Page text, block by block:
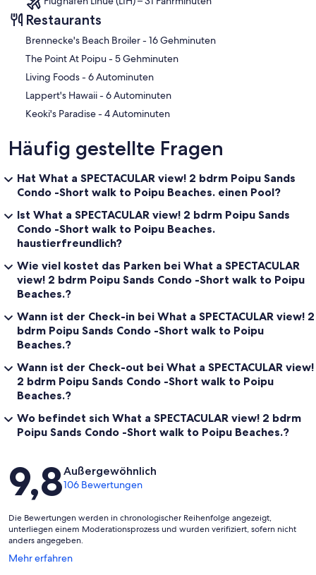
Restaurants
‪Brennecke's Beach Broiler - ‬16 Gehminuten
‪The Point At Poipu - ‬5 Gehminuten
‪Living Foods - ‬6 Autominuten
‪Lappert's Hawaii - ‬6 Autominuten
‪Keoki's Paradise - ‬4 Autominuten
Häufig gestellte Fragen
Hat What a SPECTACULAR view! 2 bdrm Poipu Sands
Condo -Short walk to Poipu Beaches. einen Pool?
Ist What a SPECTACULAR view! 2 bdrm Poipu Sands
Condo -Short walk to Poipu Beaches.
haustierfreundlich?
Wie viel kostet das Parken bei What a SPECTACULAR
view! 2 bdrm Poipu Sands Condo -Short walk to Poipu
Beaches.?
Wann ist der Check-in bei What a SPECTACULAR view! 2
bdrm Poipu Sands Condo -Short walk to Poipu
Beaches.?
Wann ist der Check-out bei What a SPECTACULAR view!
2 bdrm Poipu Sands Condo -Short walk to Poipu
Beaches.?
Wo befindet sich What a SPECTACULAR view! 2 bdrm
Poipu Sands Condo -Short walk to Poipu Beaches.?
Bewertungen
9,8Außergewöhnlich
106 Bewertungen
Die Bewertungen werden in chronologischer Reihenfolge angezeigt,
unterliegen einem Moderationsprozess und wurden verifiziert, sofern nicht
anders angegeben.
Mehr erfahren
Wird